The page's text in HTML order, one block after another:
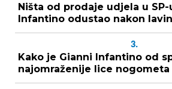
Ništa od prodaje udjela u SP-
Infantino odustao nakon
3.
Kako je Gianni Infantino od
najomraženije lice nogometa